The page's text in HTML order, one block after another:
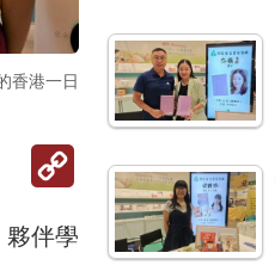
香港一日
Link
伴學